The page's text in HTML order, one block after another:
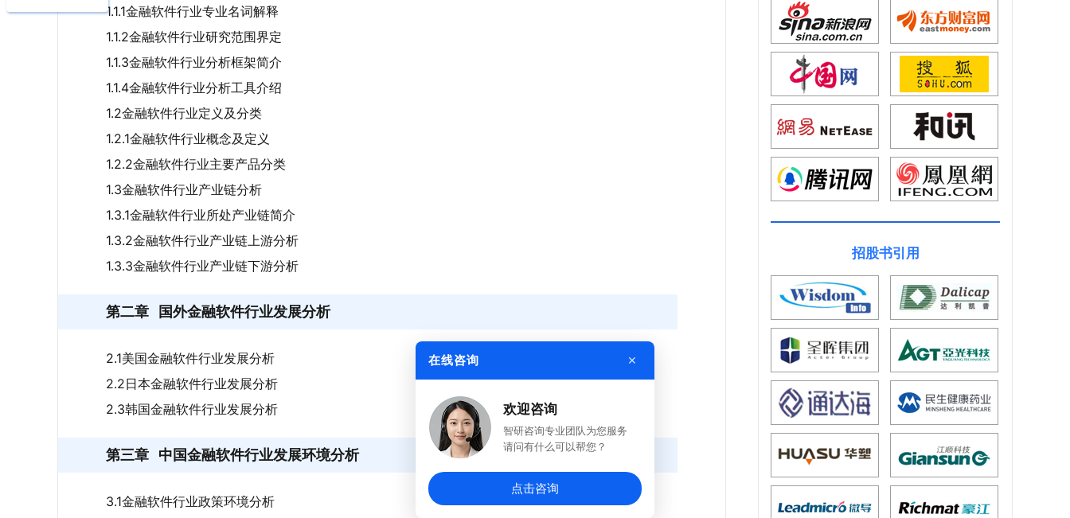
1.1.1金融软件行业专业名词解释
1.1.2金融软件行业研究范围界定
1.1.3金融软件行业分析框架简介
1.1.4金融软件行业分析工具介绍
1.2金融软件行业定义及分类
1.2.1金融软件行业概念及定义
1.2.2金融软件行业主要产品分类
1.3金融软件行业产业链分析
1.3.1金融软件行业所处产业链简介
1.3.2金融软件行业产业链上游分析
1.3.3金融软件行业产业链下游分析
第二章 国外金融软件行业发展分析
2.1美国金融软件行业发展分析
2.2日本金融软件行业发展分析
2.3韩国金融软件行业发展分析
第三章 中国金融软件行业发展环境分析
3.1金融软件行业政策环境分析
招股书引用
在线咨询 ×
欢迎咨询
智研咨询专业团队为您服务
请问有什么可以帮您？
点击咨询